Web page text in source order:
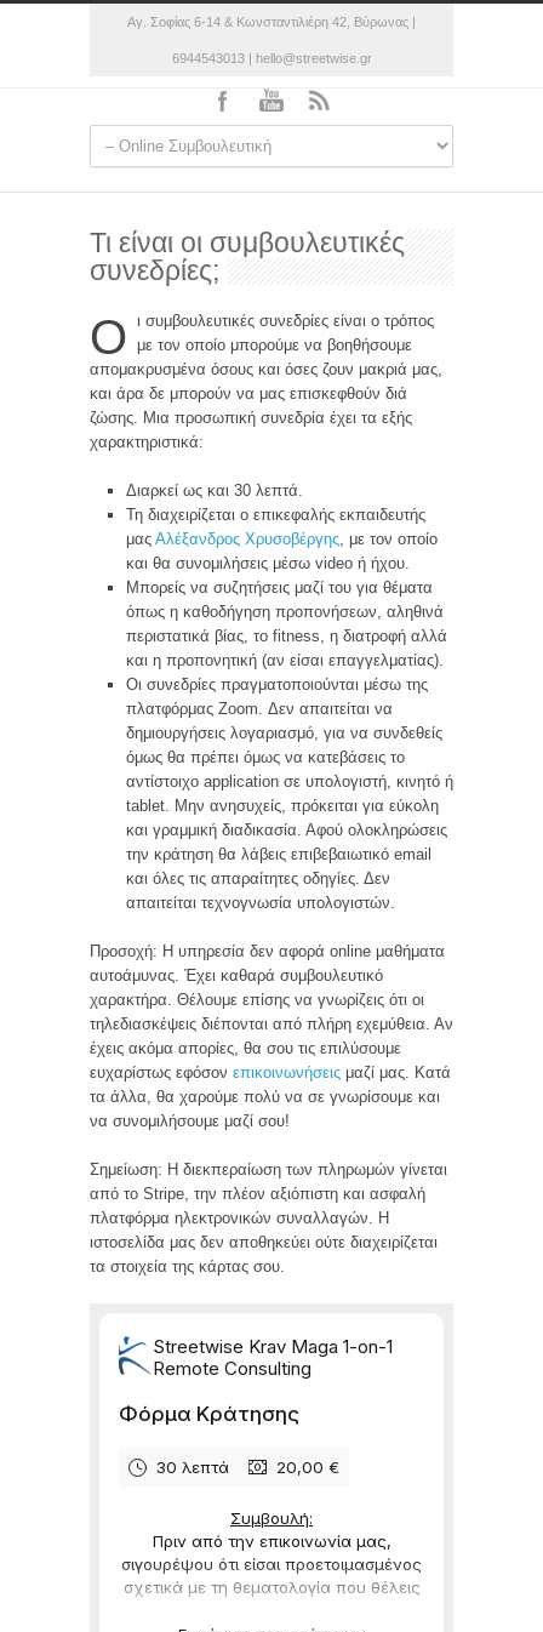
Αγ. Σοφίας 6-14 & Κωνσταντιλιέρη 42, Βύρωνας |
6944543013 | hello@streetwise.gr
Τι είναι οι συμβουλευτικές
συνεδρίες;
Ο ι συμβουλευτικές συνεδρίες είναι ο τρόπος
με τον οποίο μπορούμε να βοηθήσουμε
απομακρυσμένα όσους και όσες ζουν μακριά μας,
και άρα δε μπορούν να μας επισκεφθούν διά
ζώσης. Μια προσωπική συνεδρία έχει τα εξής
χαρακτηριστικά:
Διαρκεί ως και 30 λεπτά.
Τη διαχειρίζεται ο επικεφαλής εκπαιδευτής
μας Αλέξανδρος Χρυσοβέργης, με τον οποίο
και θα συνομιλήσεις μέσω video ή ήχου.
Μπορείς να συζητήσεις μαζί του για θέματα
όπως η καθοδήγηση προπονήσεων, αληθινά
περιστατικά βίας, το fitness, η διατροφή αλλά
και η προπονητική (αν είσαι επαγγελματίας).
Οι συνεδρίες πραγματοποιούνται μέσω της
πλατφόρμας Zoom. Δεν απαιτείται να
δημιουργήσεις λογαριασμό, για να συνδεθείς
όμως θα πρέπει όμως να κατεβάσεις το
αντίστοιχο application σε υπολογιστή, κινητό ή
tablet. Μην ανησυχείς, πρόκειται για εύκολη
και γραμμική διαδικασία. Αφού ολοκληρώσεις
την κράτηση θα λάβεις επιβεβαιωτικό email
και όλες τις απαραίτητες οδηγίες. Δεν
απαιτείται τεχνογνωσία υπολογιστών.
Προσοχή: Η υπηρεσία δεν αφορά online μαθήματα
αυτοάμυνας. Έχει καθαρά συμβουλευτικό
χαρακτήρα. Θέλουμε επίσης να γνωρίζεις ότι οι
τηλεδιασκέψεις διέπονται από πλήρη εχεμύθεια. Αν
έχεις ακόμα απορίες, θα σου τις επιλύσουμε
ευχαρίστως εφόσον επικοινωνήσεις μαζί μας. Κατά
τα άλλα, θα χαρούμε πολύ να σε γνωρίσουμε και
να συνομιλήσουμε μαζί σου!
Σημείωση: Η διεκπεραίωση των πληρωμών γίνεται
από το Stripe, την πλέον αξιόπιστη και ασφαλή
πλατφόρμα ηλεκτρονικών συναλλαγών. Η
ιστοσελίδα μας δεν αποθηκεύει ούτε διαχειρίζεται
τα στοιχεία της κάρτας σου.